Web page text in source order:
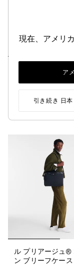
¥ 51,700
ル プリアージュ® コレクショ
ン ブリーフケース
現在、アメリ
ア
引き続き 日